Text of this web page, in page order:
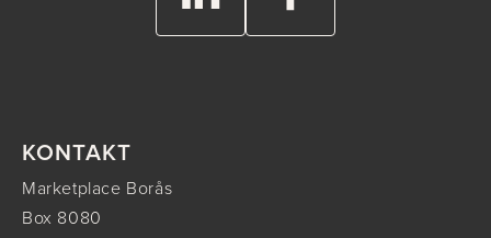
KONTAKT
Marketplace Borås
Box 8080